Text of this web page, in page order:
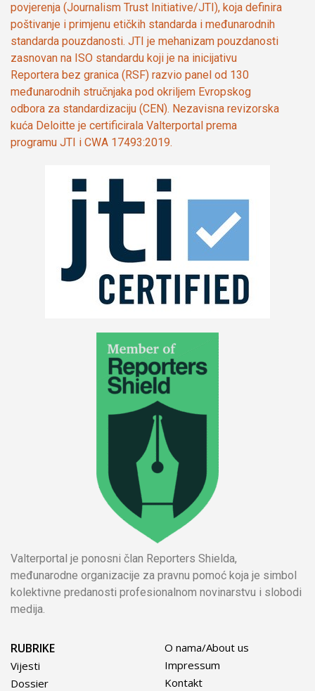
povjerenja (Journalism Trust Initiative/JTI), koja definira
poštivanje i primjenu etičkih standarda i međunarodnih
standarda pouzdanosti. JTI je mehanizam pouzdanosti
zasnovan na ISO standardu koji je na inicijativu
Reportera bez granica (RSF) razvio panel od 130
međunarodnih stručnjaka pod okriljem Evropskog
odbora za standardizaciju (CEN). Nezavisna revizorska
kuća Deloitte je certificirala Valterportal prema
programu JTI i CWA 17493:2019.
Valterportal je ponosni član Reporters Shielda,
međunarodne organizacije za pravnu pomoć koja je simbol
kolektivne predanosti profesionalnom novinarstvu i slobodi
medija.
RUBRIKE
Vijesti
Dossier
O nama/About us
Impressum
Kontakt